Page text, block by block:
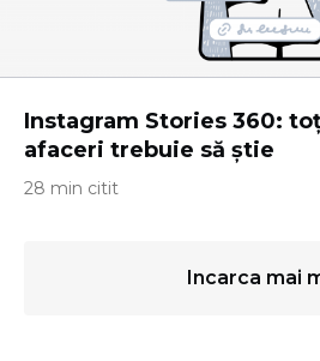
Instagram Stories 360:
afaceri trebuie să știe
28 min citit
Incarca mai